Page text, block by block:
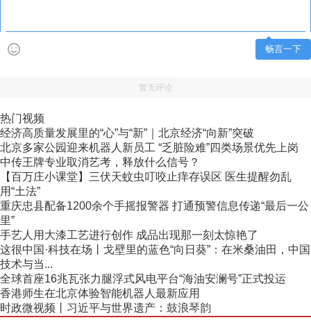
畅言一下
暂无评论
热门视频
经济高质量发展里的“心”与“新”｜北京经济“向新”突破
北京多家公园迎来机器人新员工 “乏脏险难”四类场景优先上岗
中传王牌专业取消艺考，释放什么信号？
【百万庄小课堂】三伏天蚊虫叮咬止痒存误区 医生提醒勿乱
用“土法”
重庆忠县配备1200余个手摇报警器 打通预警信息传递“最后一公
里”
手艺人用大漆工艺进行创作 成品出现那一刻太惊艳了
这很中国·科技在场丨戈壁里的蓝色“向日葵”：在米桑油田，中国
技术与当...
全球首座16兆瓦张力腿浮式风电平台“海油安澜号”正式投运
香港师生在北京体验智能机器人最新应用
时政微视频丨习近平与世界遗产：鼓浪琴韵